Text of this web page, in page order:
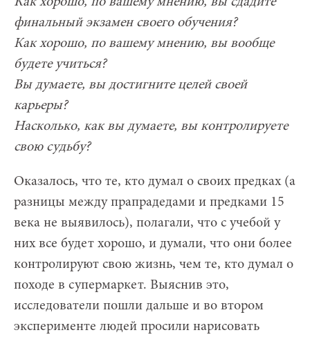
финальный экзамен своего обучения?
Как хорошо, по вашему мнению, вы вообще
будете учиться?
Вы думаете, вы достигните целей своей
карьеры?
Насколько, как вы думаете, вы контролируете
свою судьбу?
Оказалось, что те, кто думал о своих предках (а
разницы между прапрадедами и предками 15
века не выявилось), полагали, что с учебой у
них все будет хорошо, и думали, что они более
контролируют свою жизнь, чем те, кто думал о
походе в супермаркет. Выяснив это,
исследователи пошли дальше и во втором
эксперименте людей просили нарисовать